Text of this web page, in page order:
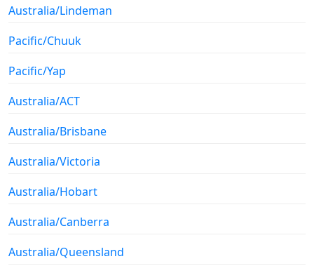
Australia/Lindeman
Pacific/Chuuk
Pacific/Yap
Australia/ACT
Australia/Brisbane
Australia/Victoria
Australia/Hobart
Australia/Canberra
Australia/Queensland